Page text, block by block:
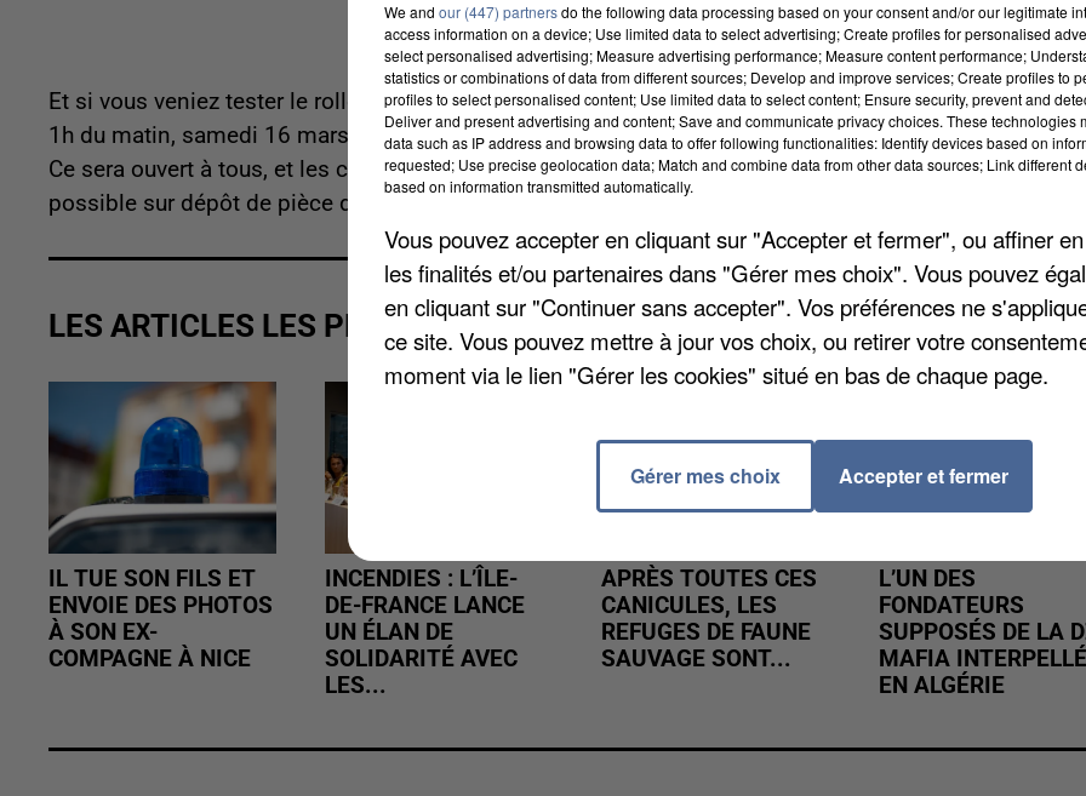
Et si vous veniez tester le roller en toute sécurité à Nogent-sur-Oise ? En famille, entre amis de 18h à
1h du matin, samedi 16 mars, le marché couvert va s'enflammer avec la musique et les jeux de
Ce sera ouvert à tous, et les costumes sont les bienvenus. Entrée 5 euros sur place, prêt de roller
possible sur dépôt de pièce d'identité. Buvette et restauration sur place.
LES ARTICLES LES PLUS VUS
IL TUE SON FILS ET
ENVOIE DES PHOTOS
À SON EX-
COMPAGNE À NICE
INCENDIES : L’ÎLE-
DE-FRANCE LANCE
UN ÉLAN DE
SOLIDARITÉ AVEC
LES...
APRÈS TOUTES CES
CANICULES, LES
REFUGES DE FAUNE
SAUVAGE SONT...
L’UN DES
FONDATEURS
SUPPOSÉS DE LA
MAFIA INTERPELLÉ
EN ALGÉRIE
We and our (447) partnersdo the following data processing based on your consent and/or our legitimate
access information on a device; Use limited data to select advertising; Create profiles for personalised
select personalised advertising; Measure advertising performance; Measure content performance;
statistics or combinations of data from different sources; Develop and improve services; Create profiles to
profiles to select personalised content; Use limited data to select content; Ensure security, prevent and
Deliver and present advertising and content; Save and communicate privacy choices. These technologies
data such as IP address and browsing data to offer following functionalities: Identify devices based on
requested; Use precise geolocation data; Match and combine data from other data sources; Link different
based on information transmitted automatically.
Vous pouvez accepter en cliquant sur "Accepter et fermer", ou affiner
les finalités et/ou partenaires dans "Gérer mes choix". Vous pouvez
en cliquant sur "Continuer sans accepter". Vos préférences ne
ce site. Vous pouvez mettre à jour vos choix, ou retirer votre
moment via le lien "Gérer les cookies" situé en bas de chaque page.
Gérer mes choix Accepter et fermer